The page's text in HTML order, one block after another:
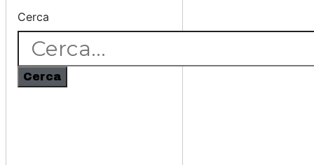
Cerca
Cerca